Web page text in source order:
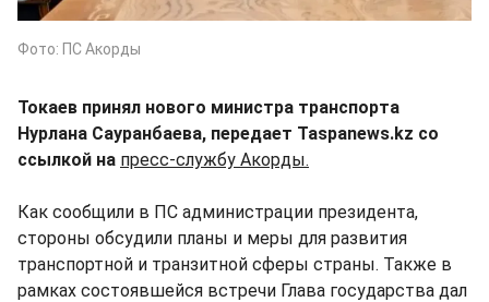
Фото: ПС Акорды
Токаев принял нового министра транспорта
Нурлана Сауранбаева, передает Taspanews.kz со
ссылкой на пресс-службу Акорды.
Как сообщили в ПС администрации президента,
стороны обсудили планы и меры для развития
транспортной и транзитной сферы страны. Также в
рамках состоявшейся встречи Глава государства дал